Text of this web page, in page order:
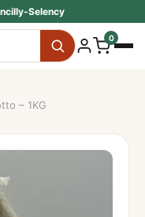
Selency
0
– 1KG